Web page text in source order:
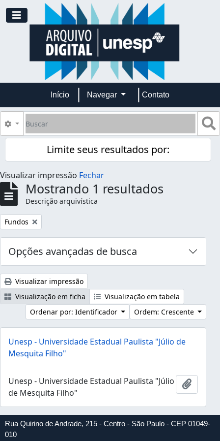
Skip to main content
Toggle navigation
Início Navegar Contato
Buscar
Opções de busca
Limite seus resultados por:
Visualizar impressão Fechar
Mostrando 1 resultados
Descrição arquivística
Remover filtro:
Fundos
Opções avançadas de busca
Visualizar impressão
Visualização em ficha
Visualização em tabela
Ordenar por: Identificador
Ordem: Crescente
Unesp - Universidade Estadual Paulista "Júlio de
Mesquita Filho"
Unesp - Universidade Estadual Paulista "Júlio
de Mesquita Filho"
Rua Quirino de Andrade, 215 - Centro - São Paulo - CEP 01049-
010